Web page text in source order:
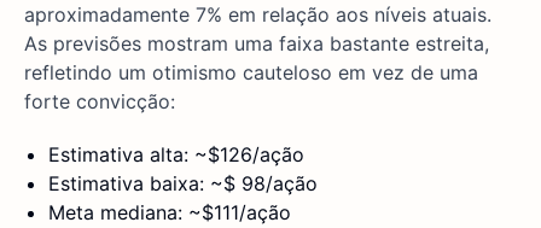
aproximadamente 7% em relação aos níveis atuais.
As previsões mostram uma faixa bastante estreita,
refletindo um otimismo cauteloso em vez de uma
forte convicção:
Estimativa alta: ~$126/ação
Estimativa baixa: ~$ 98/ação
Meta mediana: ~$111/ação